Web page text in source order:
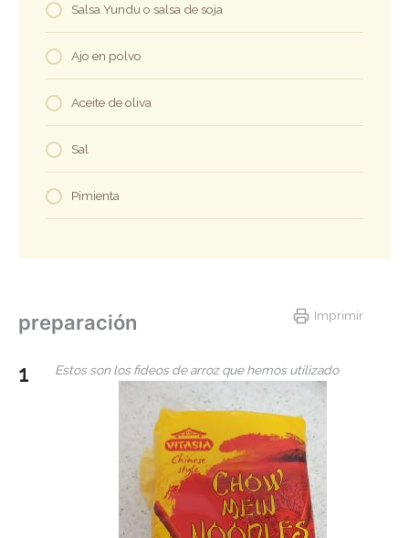
Salsa Yundu o salsa de soja
Ajo en polvo
Aceite de oliva
Sal
Pimienta
Imprimir
preparación
Estos son los fideos de arroz que hemos utilizado